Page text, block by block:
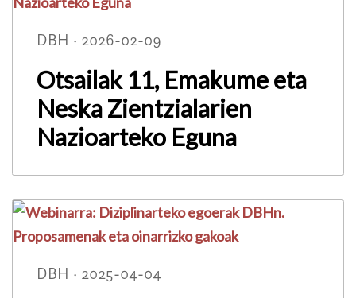
DBH · 2026-02-09
Otsailak 11, Emakume eta
Neska Zientzialarien
Nazioarteko Eguna
DBH · 2025-04-04